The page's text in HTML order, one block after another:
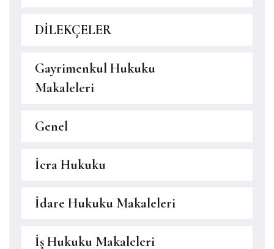
DİLEKÇELER
Gayrimenkul Hukuku
Makaleleri
Genel
İcra Hukuku
İdare Hukuku Makaleleri
İş Hukuku Makaleleri